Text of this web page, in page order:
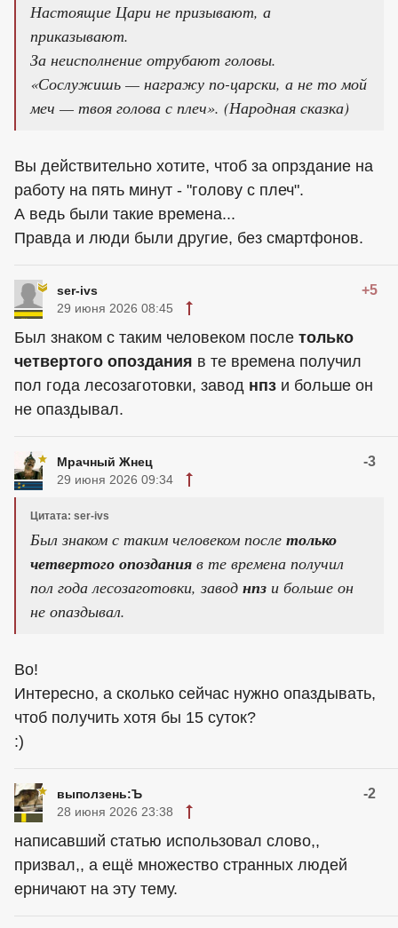
Настоящие Цари не призывают, а
приказывают.
За неисполнение отрубают головы.
«Сослужишь — награжу по-царски, а не то мой
меч — твоя голова с плеч». (Народная сказка)
Вы действительно хотите, чтоб за опрздание на
работу на пять минут - "голову с плеч".
А ведь были такие времена...
Правда и люди были другие, без смартфонов.
ser-ivs +5
29 июня 2026 08:45
Был знаком с таким человеком после только
четвертого опоздания в те времена получил
пол года лесозаготовки, завод нпз и больше он
не опаздывал.
Мрачный Жнец -3
29 июня 2026 09:34
Цитата: ser-ivs
Был знаком с таким человеком после только
четвертого опоздания в те времена получил
пол года лесозаготовки, завод нпз и больше он
не опаздывал.
Во!
Интересно, а сколько сейчас нужно опаздывать,
чтоб получить хотя бы 15 суток?
:)
выползень:Ъ -2
28 июня 2026 23:38
написавший статью использовал слово,,
призвал,, а ещё множество странных людей
ерничают на эту тему.